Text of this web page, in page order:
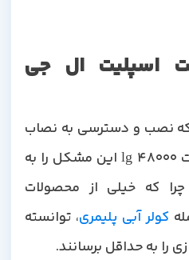
ال جی
و دسترسی به نصاب
سخت باشد. داکت اسپیلت lg 48000 این مشکل را به
خیلی از محصولات
آبی پلیمری، توانسته
به حداقل برسانند.